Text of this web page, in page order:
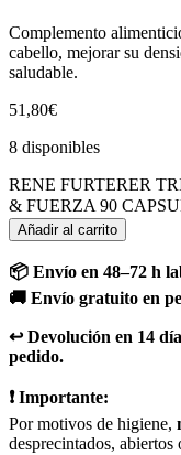
Complemento
cabello, mejorar su
saludable.
51,80€
8 disponibles
RENE FURTERER
& FUERZA 90
Añadir al carrito
📦 Envío en 48–72 h
🚚 Envío gratuito en
↩️ Devolución en 14
pedido.
❗ Importante:
Por motivos de higiene,
desprecintados, abiertos